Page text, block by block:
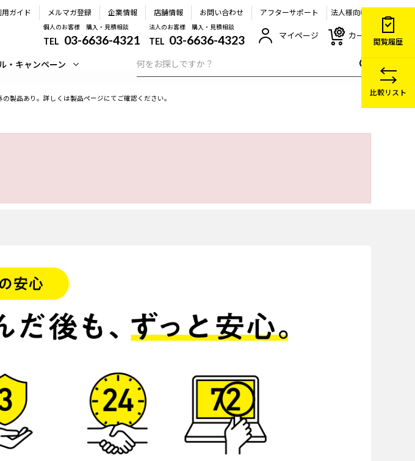
用ガイド メルマガ登録 企業情報 店舗情報 お問い合わせ アフターサポート 法人様向け
個人のお客様 購入・見積相談
TEL 03-6636-4321
法人のお客様 購入・見積相談
TEL 03-6636-4323 マイページ カート
・キャンペーン
の製品あり。詳しくは製品ページにてご確認ください。
閲覧履歴
比較リスト